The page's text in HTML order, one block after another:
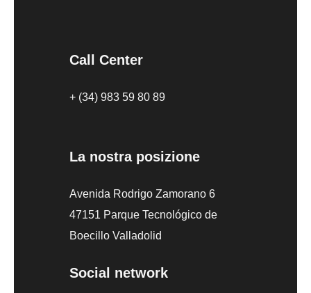
Call Center
+ (34) 983 59 80 89
La nostra posizione
Avenida Rodrigo Zamorano 6
47151 Parque Tecnológico de
Boecillo Valladolid
Social network